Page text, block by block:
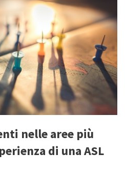
nelle aree più
di una ASL